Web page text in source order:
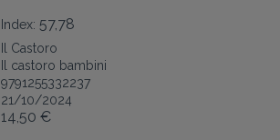
Index: 57,78
Il Castoro
Il castoro bambini
9791255332237
21/10/2024
14,50 €